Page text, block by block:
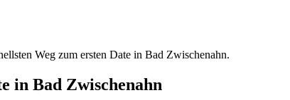
Weg zum ersten Date in Bad Zwischenahn.
in Bad Zwischenahn